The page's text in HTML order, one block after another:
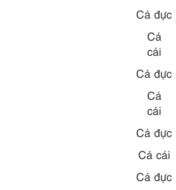
Cá đực
Cá
cái
Cá đực
Cá
cái
Cá đực
Cá cái
Cá đực